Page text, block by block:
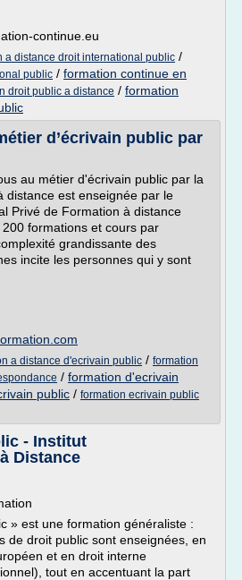
continue.eu
a distance droit international public /
public / formation continue en
droit public a distance / formation
d’écrivain public par
au métier d'écrivain public par la
distance est enseignée par le
Privé de Formation à distance
formations et cours par
grandissante des
incite les personnes qui y sont
a distance d'ecrivain public / formation
/ formation d'ecrivain
public / formation ecrivain public
- Institut
Distance
» est une formation généraliste :
de droit public sont enseignées, en
et en droit interne
tout en accentuant la part